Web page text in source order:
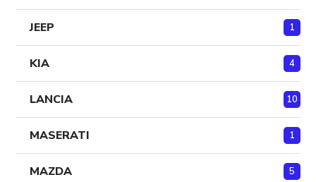
JEEP 1
KIA 4
LANCIA 10
MASERATI 1
MAZDA 5